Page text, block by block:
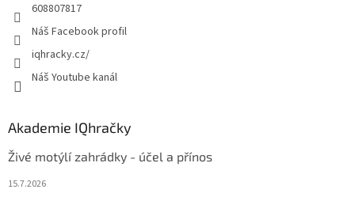
608807817
Náš Facebook profil
iqhracky.cz/
Náš Youtube kanál
Akademie IQhračky
Živé motýlí zahrádky - účel a přínos
15.7.2026